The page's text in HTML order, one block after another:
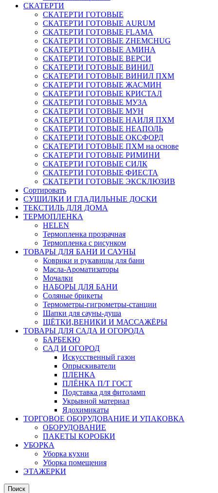
СКАТЕРТИ
СКАТЕРТИ ГОТОВЫЕ
СКАТЕРТИ ГОТОВЫЕ AURUM
СКАТЕРТИ ГОТОВЫЕ FLAMA
СКАТЕРТИ ГОТОВЫЕ ZHEMCHUG
СКАТЕРТИ ГОТОВЫЕ АМИНА
СКАТЕРТИ ГОТОВЫЕ ВЕРСИ
СКАТЕРТИ ГОТОВЫЕ ВИНИЛ
СКАТЕРТИ ГОТОВЫЕ ВИНИЛ ПХМ
СКАТЕРТИ ГОТОВЫЕ ЖАСМИН
СКАТЕРТИ ГОТОВЫЕ КРИСТАЛ
СКАТЕРТИ ГОТОВЫЕ МУЗА
СКАТЕРТИ ГОТОВЫЕ МУН
СКАТЕРТИ ГОТОВЫЕ НАИЛЯ ПХМ
СКАТЕРТИ ГОТОВЫЕ НЕАПОЛЬ
СКАТЕРТИ ГОТОВЫЕ ОКСФОРД
СКАТЕРТИ ГОТОВЫЕ ПХМ на основе
СКАТЕРТИ ГОТОВЫЕ РИМИНИ
СКАТЕРТИ ГОТОВЫЕ СИЛК
СКАТЕРТИ ГОТОВЫЕ ФИЕСТА
СКАТЕРТИ ГОТОВЫЕ ЭКСКЛЮЗИВ
Сортировать
СУШИЛКИ И ГЛАДИЛЬНЫЕ ДОСКИ
ТЕКСТИЛЬ ДЛЯ ДОМА
ТЕРМОПЛЕНКА
HELEN
Термопленка прозрачная
Термопленка с рисунком
ТОВАРЫ ДЛЯ БАНИ И САУНЫ
Коврики и рукавицы для бани
Масла-Aроматизаторы
Мочалки
НАБОРЫ ДЛЯ БАНИ
Соляные брикеты
Термометры-гигрометры-станции
Шапки для сауны-душа
ЩЁТКИ,ВЕНИКИ И МАССАЖЁРЫ
ТОВАРЫ ДЛЯ САДА И ОГОРОДА
БАРБЕКЮ
САД И ОГОРОД
Искусственный газон
Опрыскиватели
ПЛЕНКА
ПЛЁНКА П/Т ГОСТ
Подставка для фитоламп
Укрывной материал
Ядохимикаты
ТОРГОВОЕ ОБОРУДОВАНИЕ И УПАКОВКА
ОБОРУДОВАНИЕ
ПАКЕТЫ КОРОБКИ
УБОРКА
Уборка кухни
Уборка помещения
ЭТАЖЕРКИ
Поиск